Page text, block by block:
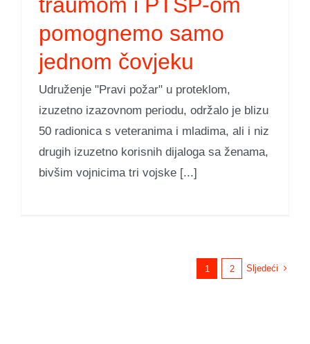
pomognemo samo
jednom čovjeku
Udruženje "Pravi požar" u proteklom,
izuzetno izazovnom periodu, održalo je blizu
50 radionica s veteranima i mladima, ali i niz
drugih izuzetno korisnih dijaloga sa ženama,
bivšim vojnicima tri vojske [...]
1 2 Sljedeći